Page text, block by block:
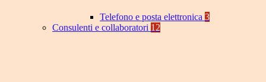
Telefono e posta elettronica 3
Consulenti e collaboratori 12